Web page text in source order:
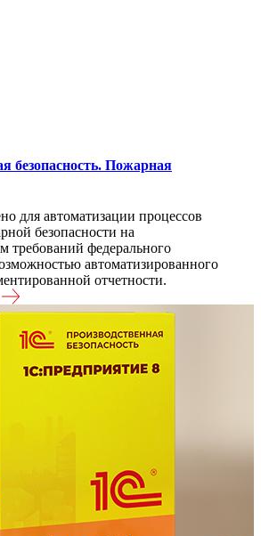
безопасность. Пожарная
для автоматизации процессов
безопасности на
требований федерального
автоматизированного
отчетности.